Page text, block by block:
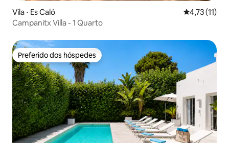
Vila ⋅ Es Caló 4,73 de uma
4,73 (11)
Campanitx Villa - 1 Quarto
Preferido dos hóspedes
Preferido dos hóspedes